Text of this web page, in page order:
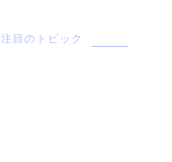
注目のトピック